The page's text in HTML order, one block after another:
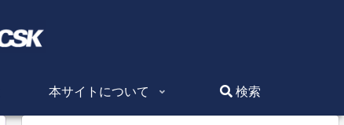
本サイトについて 検索